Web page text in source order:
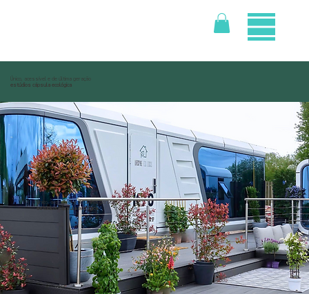
Único, acessível e de última geração
estúdios cápsula ecológica
Único, acessível e de última geração
estúdios cápsula ecológica